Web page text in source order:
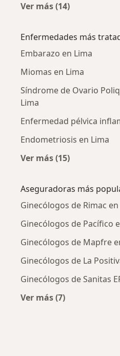
Ver más (14)
Enfermedades más
Embarazo en Lima
Miomas en Lima
Síndrome de Ovario
Lima
Enfermedad pélvica
Endometriosis en Lima
Ver más (15)
Aseguradoras más
Ginecólogos de Rimac
Ginecólogos de Pacífico
Ginecólogos de Mapfre
Ginecólogos de La
Ginecólogos de Sanitas
Ver más (7)